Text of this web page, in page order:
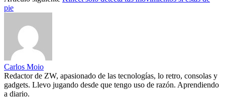
pie
Carlos Moio
Redactor de ZW, apasionado de las tecnologías, lo retro, consolas y
gadgets. Llevo jugando desde que tengo uso de razón. Aprendiendo
a diario.